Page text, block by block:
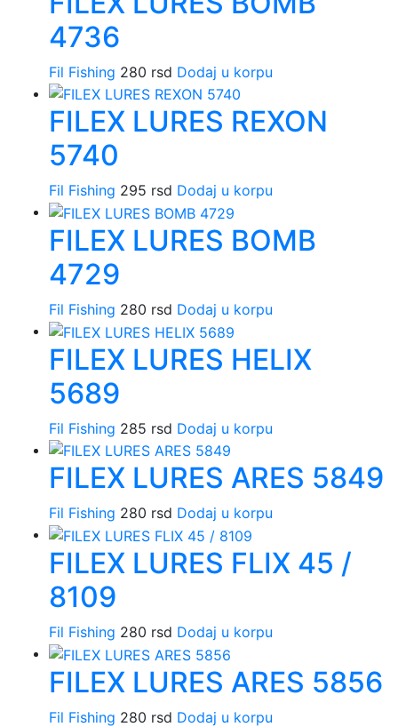
4736
Fil Fishing 280 rsd Dodaj u korpu
FILEX LURES REXON
5740
Fil Fishing 295 rsd Dodaj u korpu
FILEX LURES BOMB
4729
Fil Fishing 280 rsd Dodaj u korpu
FILEX LURES HELIX
5689
Fil Fishing 285 rsd Dodaj u korpu
FILEX LURES ARES 5849
Fil Fishing 280 rsd Dodaj u korpu
FILEX LURES FLIX 45 /
8109
Fil Fishing 280 rsd Dodaj u korpu
FILEX LURES ARES 5856
Fil Fishing 280 rsd Dodaj u korpu